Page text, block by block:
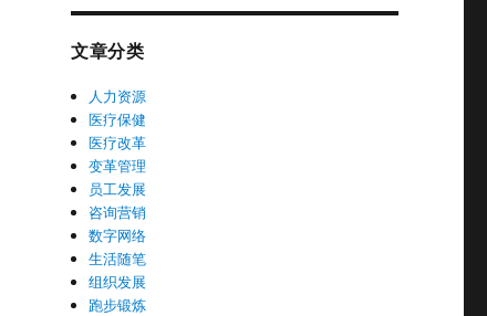
文章分类
人力资源
医疗保健
医疗改革
变革管理
员工发展
咨询营销
数字网络
生活随笔
组织发展
跑步锻炼